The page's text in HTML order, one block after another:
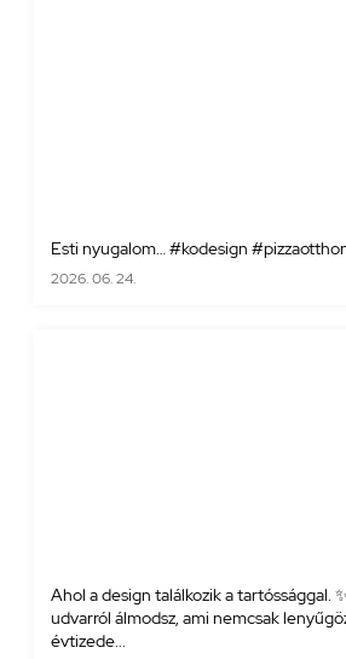
Esti nyugalom… #kodesign
2026. 06. 24.
Ahol a design találkozik a tartóssággal.
udvarról álmodsz, ami nemcsak
évtizede...